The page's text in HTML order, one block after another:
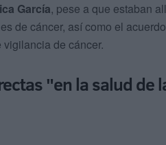
García, pese a que estaban
de cáncer, así como el
de cáncer.
"en la salud de